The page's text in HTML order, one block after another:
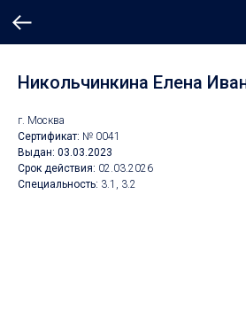
Никольчинкина Елена
г. Москва
Сертификат: № 0041
Выдан: 03.03.2023
Срок действия: 02.03.2026
Специальность: 3.1, 3.2